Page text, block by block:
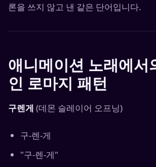
론을 쓰지 않고 낸 같은 단어입니다.
애니메이션 노래에서
인 로마지 패턴
구렌게 (데몬 슬레이어 오프닝)
구-렌-게
"구-렌-게"